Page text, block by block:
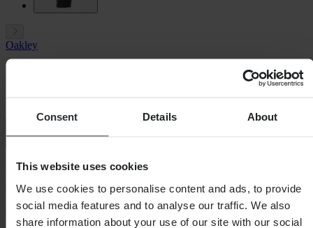
Consent Details About
This website uses cookies
We use cookies to personalise content and ads, to provide
social media features and to analyse our traffic. We also
share information about your use of our site with our social
Oakley
Korte Mountainbikebroek Oakley Seeker
0.0 (0)
-35%
€ 84,99